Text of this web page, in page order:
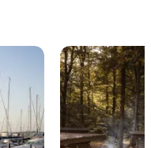
Sov under